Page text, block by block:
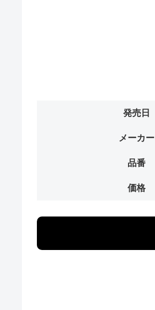
発売日
メーカー
品番
価格